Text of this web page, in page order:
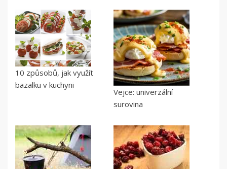
10 způsobů, jak využít
bazalku v kuchyni
Vejce: univerzální
surovina